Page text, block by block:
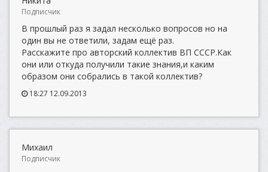
Подписчик
В прошлый раз я задал несколько вопросов но на
один вы не ответили, задам ещё раз.
Расскажите про авторский коллектив ВП СССР.Как
они или откуда получили такие знания,и каким
образом они собрались в такой коллектив?
18:27 12.09.2013
Михаил
Подписчик